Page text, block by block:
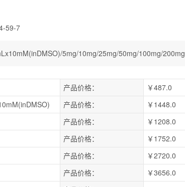
59-7
5mg/10mg/25mg/50mg/100mg/200mg
产品价格：
￥487.0
产品价格：
￥1448.0
产品价格：
￥1208.0
产品价格：
￥1752.0
产品价格：
￥2720.0
产品价格：
￥3656.0